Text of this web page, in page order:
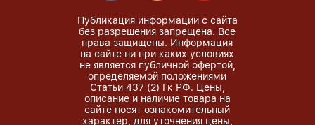
Публикация информации с сайта
без разрешения запрещена. Все
права защищены. Информация
на сайте ни при каких условиях
не является публичной офертой,
определяемой положениями
Статьи 437 (2) Гк РФ. Цены,
описание и наличие товара на
сайте носят ознакомительный
характер, для уточнения цены,